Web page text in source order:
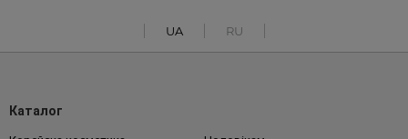
UA RU
Каталог